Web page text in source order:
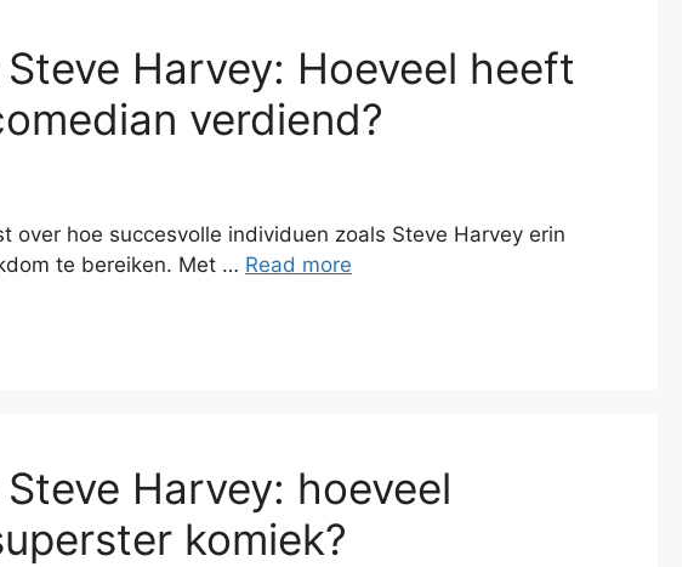
Harvey: Hoeveel heeft
verdiend?
over hoe succesvolle individuen zoals Steve Harvey erin
te bereiken. Met … Read more
Harvey: hoeveel
komiek?